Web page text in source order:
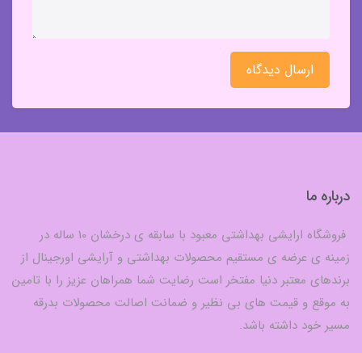
ارسال دیدگاه
درباره ما
فروشگاه ارایشی بهداشتی معبود با سابقه ی درخشان 10 ساله در
زمینه ی عرضه ی مستقیم محصولات بهداشتی و آرایشی اورجینال از
برندهای معتبر دنیا مفتخر است رضایت شما همراهان عزیز را با تامین
به موقع و قیمت های بی نظیر و ضمانت اصالت محصولات بدرقه
مسیر خود داشته باشد.